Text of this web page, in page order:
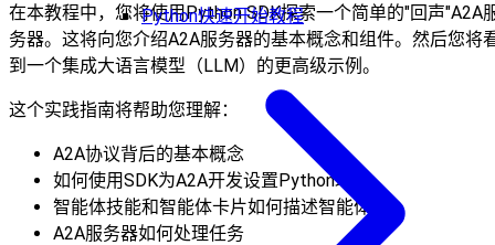
Python快速开始教程
在本教程中，您将使用Python SDK探索一个简单的"回声"A2A
务器。这将向您介绍A2A服务器的基本概念和组件。然后您将
到一个集成大语言模型（LLM）的更高级示例。
这个实践指南将帮助您理解：
A2A协议背后的基本概念
如何使用SDK为A2A开发设置Python环境
智能体技能和智能体卡片如何描述智能体
A2A服务器如何处理任务